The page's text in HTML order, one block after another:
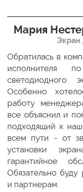
Мария
Экран
Обратилась в
исполнителя
светодиодного
Особенно
работу
все объяснил и
подходящий к
всем пути - от
установки
гарантийное
Обязательно
и партнерам.